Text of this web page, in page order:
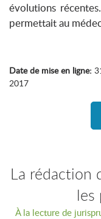
évolutions
permettait au
Date de mise en ligne:
2017
La rédaction
les
À la lecture de